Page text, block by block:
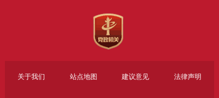
关于我们 站点地图 建议意见 法律声明